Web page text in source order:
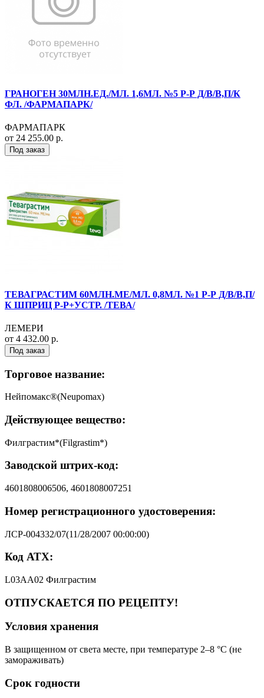
ГРАНОГЕН 30МЛН.ЕД./МЛ. 1,6МЛ. №5 Р-Р Д/В/В,П/К
ФЛ. /ФАРМАПАРК/
ФАРМАПАРК
от 24 255.00 р.
Под заказ
ТЕВАГРАСТИМ 60МЛН.МЕ/МЛ. 0,8МЛ. №1 Р-Р Д/В/В,П/
К ШПРИЦ Р-Р+УСТР. /ТЕВА/
ЛЕМЕРИ
от 4 432.00 р.
Под заказ
Торговое название:
Нейпомакс®(Neupomax)
Действующее вещество:
Филграстим*(Filgrastim*)
Заводской штрих-код:
4601808006506, 4601808007251
Номер регистрационного удостоверения:
ЛСР-004332/07(11/28/2007 00:00:00)
Код АТХ:
L03AA02 Филграстим
ОТПУСКАЕТСЯ ПО РЕЦЕПТУ!
Условия хранения
В защищенном от света месте, при температуре 2–8 °C (не
замораживать)
Срок годности